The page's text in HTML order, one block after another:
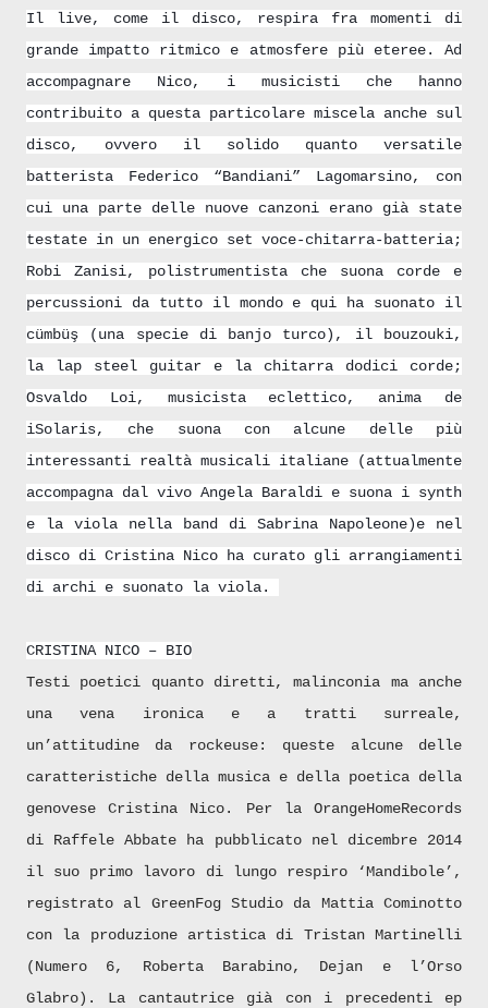
Il live, come il disco, respira fra momenti di
grande impatto ritmico e atmosfere più eteree. Ad
accompagnare Nico, i musicisti che hanno
contribuito a questa particolare miscela anche sul
disco, ovvero il solido quanto versatile
batterista Federico “Bandiani” Lagomarsino, con
cui una parte delle nuove canzoni erano già state
testate in un energico set voce-chitarra-batteria;
Robi Zanisi, polistrumentista che suona corde e
percussioni da tutto il mondo e qui ha suonato il
cümbüş (una specie di banjo turco), il bouzouki,
la lap steel guitar e la chitarra dodici corde;
Osvaldo Loi, musicista eclettico, anima de
iSolaris, che suona con alcune delle più
interessanti realtà musicali italiane (attualmente
accompagna dal vivo Angela Baraldi e suona i synth
e la viola nella band di Sabrina Napoleone)e nel
disco di Cristina Nico ha curato gli arrangiamenti
di archi e suonato la viola.
CRISTINA NICO – BIO
Testi poetici quanto diretti, malinconia ma anche
una vena ironica e a tratti surreale,
un’attitudine da rockeuse: queste alcune delle
caratteristiche della musica e della poetica della
genovese Cristina Nico. Per la OrangeHomeRecords
di Raffele Abbate ha pubblicato nel dicembre 2014
il suo primo lavoro di lungo respiro ‘Mandibole’,
registrato al GreenFog Studio da Mattia Cominotto
con la produzione artistica di Tristan Martinelli
(Numero 6, Roberta Barabino, Dejan e l’Orso
Glabro). La cantautrice già con i precedenti ep